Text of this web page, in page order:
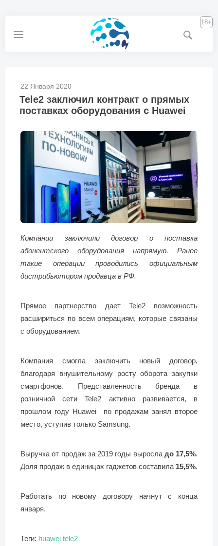
18+
22 Января 2020
Tele2 заключил контракт о прямых
поставках оборудования с Huawei
Компании заключили договор о поставка
абонентского оборудования напрямую. Ранее
такие операции проводились официальным
дистрибьютором продавца в РФ.
Прямое партнерство дает Tele2 возможность
расшириться по всем операциям, которые связаны
с оборудованием.
Компания смогла заключить новый договор,
благодаря внушительному росту оборота закупки
смартфонов. Представленность бренда в
розничной сети Tele2 активно развивается, в
прошлом году Huawei по продажам занял второе
место, уступив только Samsung.
Выручка от продаж за 2019 годы выросла до 17,5%.
Доля продаж в единицах гаджетов составила 15,5%.
Работать по новому договору начнут с конца
января.
Теги: huawei tele2